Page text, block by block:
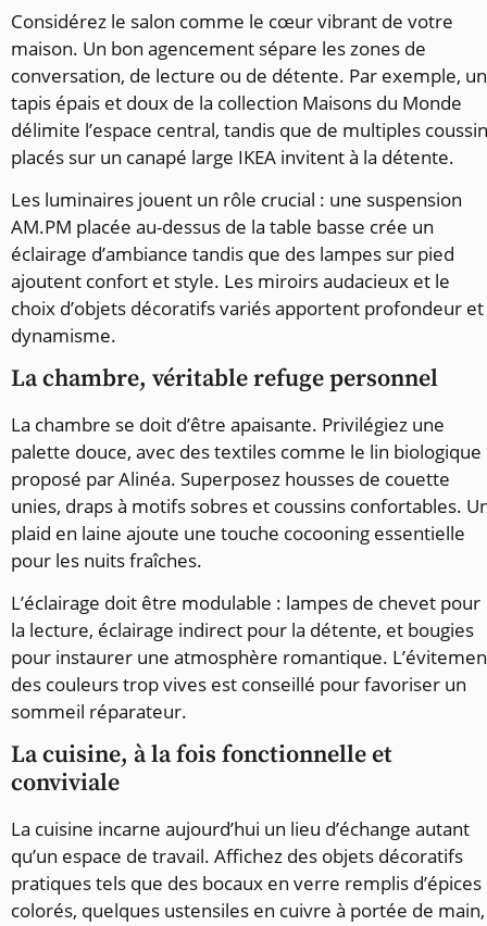
Considérez le salon comme le cœur vibrant de votre
maison. Un bon agencement sépare les zones de
conversation, de lecture ou de détente. Par exemple, un
tapis épais et doux de la collection Maisons du Monde
délimite l’espace central, tandis que de multiples
placés sur un canapé large IKEA invitent à la détente.
Les luminaires jouent un rôle crucial : une suspension
AM.PM placée au-dessus de la table basse crée un
éclairage d’ambiance tandis que des lampes sur pied
ajoutent confort et style. Les miroirs audacieux et le
choix d’objets décoratifs variés apportent profondeur et
dynamisme.
La chambre, véritable refuge personnel
La chambre se doit d’être apaisante. Privilégiez une
palette douce, avec des textiles comme le lin biologique
proposé par Alinéa. Superposez housses de couette
unies, draps à motifs sobres et coussins confortables.
plaid en laine ajoute une touche cocooning essentielle
pour les nuits fraîches.
L’éclairage doit être modulable : lampes de chevet pour
la lecture, éclairage indirect pour la détente, et bougies
pour instaurer une atmosphère romantique.
des couleurs trop vives est conseillé pour favoriser un
sommeil réparateur.
La cuisine, à la fois fonctionnelle et
conviviale
La cuisine incarne aujourd’hui un lieu d’échange autant
qu’un espace de travail. Affichez des objets décoratifs
pratiques tels que des bocaux en verre remplis d’épices
colorés, quelques ustensiles en cuivre à portée de main,